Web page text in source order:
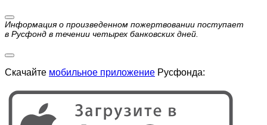
Информация о произведенном пожертвовании поступает
в Русфонд в течении четырех банковских дней.
Скачайте мобильное приложение Русфонда: